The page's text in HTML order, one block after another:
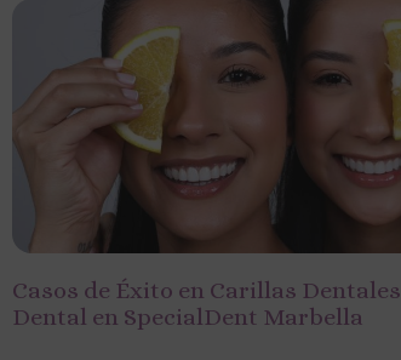
Casos de Éxito en Carillas
Dental en SpecialDent Marbella